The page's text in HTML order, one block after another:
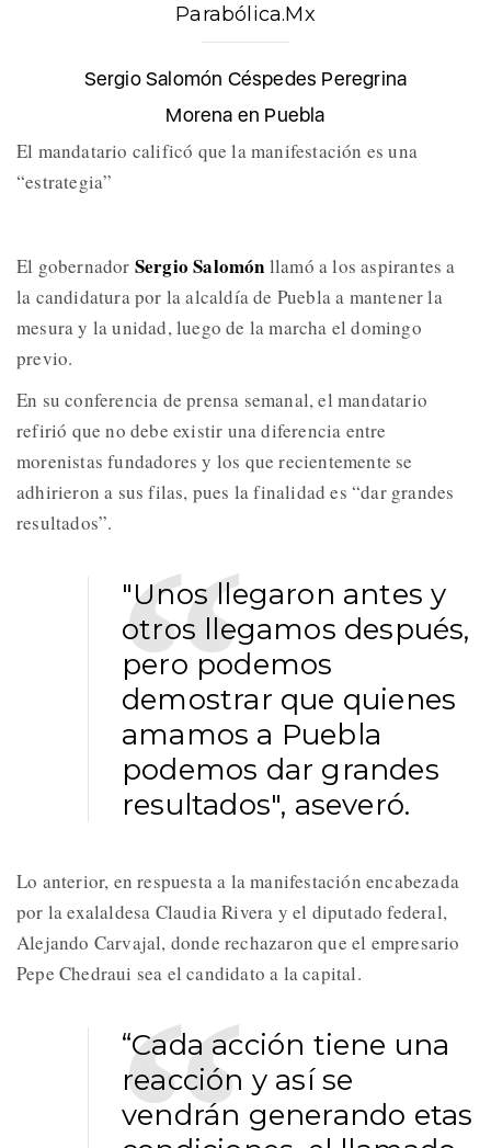
Parabólica.Mx
Sergio Salomón Céspedes Peregrina
Morena en Puebla
El mandatario calificó que la manifestación es una
“estrategia”
El gobernador Sergio Salomón llamó a los aspirantes a
la candidatura por la alcaldía de Puebla a mantener la
mesura y la unidad, luego de la marcha el domingo
previo.
En su conferencia de prensa semanal, el mandatario
refirió que no debe existir una diferencia entre
morenistas fundadores y los que recientemente se
adhirieron a sus filas, pues la finalidad es “dar grandes
resultados”.
"Unos llegaron antes y
otros llegamos después,
pero podemos
demostrar que quienes
amamos a Puebla
podemos dar grandes
resultados", aseveró.
Lo anterior, en respuesta a la manifestación encabezada
por la exalaldesa Claudia Rivera y el diputado federal,
Alejando Carvajal, donde rechazaron que el empresario
Pepe Chedraui sea el candidato a la capital.
“Cada acción tiene una
reacción y así se
vendrán generando etas